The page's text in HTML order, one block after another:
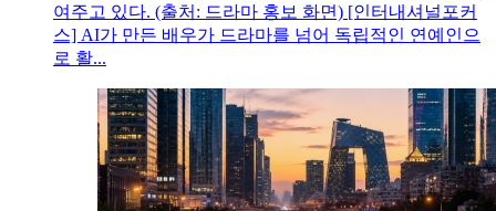
여주고 있다. (출처: 드라마 홍보 화면) [인터내셔널포커
스] AI가 만든 배우가 드라마를 넘어 독립적인 연예인으
로 활...